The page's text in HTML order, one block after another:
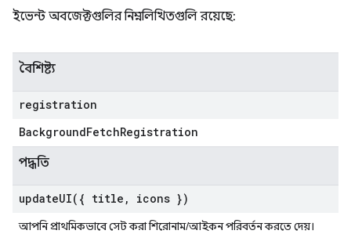
ইভেন্ট অবজেক্টগুলির নিম্নলিখিতগুলি রয়েছে:
বৈশিষ্ট্য
registration
BackgroundFetchRegistration
পদ্ধতি
updateUI( { title , icons })
আপনি প্রাথমিকভাবে সেট করা শিরোনাম/আইকন পরিবর্তন করতে দেয়।